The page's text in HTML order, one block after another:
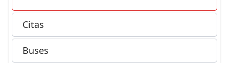
Citas
Buses